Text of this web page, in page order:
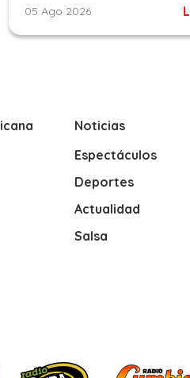
05 Ago 2026
Noticias
Espectáculos
Deportes
Actualidad
Salsa